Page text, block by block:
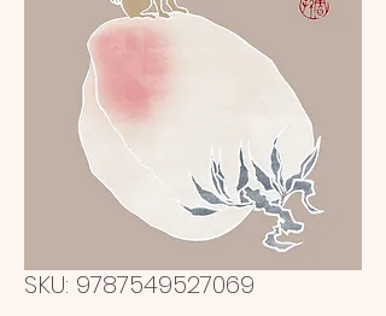
SKU: 9787549527069